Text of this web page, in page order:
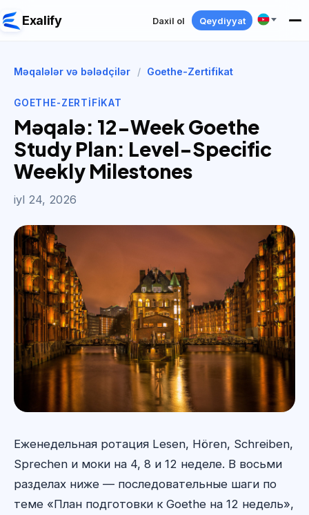
Exalify Daxil ol Qeydiyyat
Məqalələr və bələdçilər / Goethe-Zertifikat
GOETHE-ZERTIFIKAT
Məqalə: 12-Week Goethe
Study Plan: Level-Specific
Weekly Milestones
iyl 24, 2026
Еженедельная ротация Lesen, Hören, Schreiben,
Sprechen и моки на 4, 8 и 12 неделе. В восьми
разделах ниже — последовательные шаги по
теме «План подготовки к Goethe на 12 недель»,